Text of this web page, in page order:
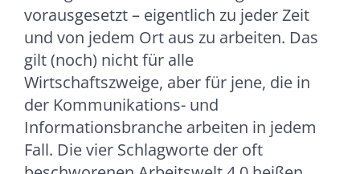
vorausgesetzt – eigentlich zu jeder Zeit
und von jedem Ort aus zu arbeiten. Das
gilt (noch) nicht für alle
Wirtschaftszweige, aber für jene, die in
der Kommunikations- und
Informationsbranche arbeiten in jedem
Fall. Die vier Schlagworte der oft